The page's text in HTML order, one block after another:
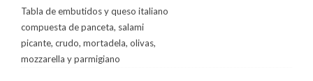
Tabla de embutidos y queso italiano
compuesta de panceta, salami
picante, crudo, mortadela, olivas,
mozzarella y parmigiano